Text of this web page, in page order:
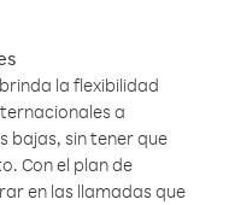
la flexibilidad
a
bajas, sin tener que
Con el plan de
en las llamadas que